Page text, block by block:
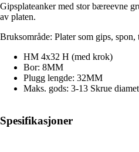
Gipsplateanker med stor bæreevne
av platen.
Bruksområde: Plater som gips,
HM 4x32 H (med krok)
Bor: 8MM
Plugg lengde: 32MM
Maks. gods: 3-13 Skrue
Spesifikasjoner